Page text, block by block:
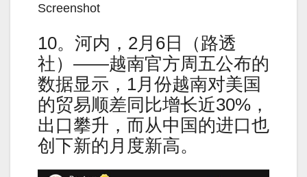
Screenshot
10。河内，2月6日（路透
社）——越南官方周五公布的
数据显示，1月份越南对美国
的贸易顺差同比增长近30%，
出口攀升，而从中国的进口也
创下新的月度新高。